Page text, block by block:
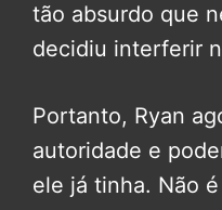
tão absurdo que
decidiu interferir
Portanto, Ryan
autoridade e
ele já tinha. Não